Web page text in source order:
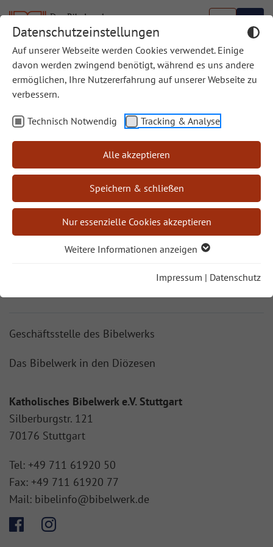
Datenschutzeinstellungen
Auf unserer Webseite werden Cookies verwendet. Einige
davon werden zwingend benötigt, während es uns andere
ermöglichen, Ihre Nutzererfahrung auf unserer Webseite zu
verbessern.
Technisch Notwendig Tracking & Analyse
Alle akzeptieren
Speichern & schließen
Nur essenzielle Cookies akzeptieren
Weitere Informationen anzeigen
Impressum | Datenschutz
Karten der biblischen Länder
Biblische Zahlen und ihre Bedeutung
Übersichten aus "Bibel und Kirche"
Geschäftsstelle des Bibelwerks
Das Bibelwerk in den Diözesen
Katholisches Bibelwerk e.V. Stuttgart
Silberburgstr. 121
70176 Stuttgart
Tel: +49 711 61920 50
Fax: +49 711 61920 77
Mail: bibelinfo@bibelwerk.de